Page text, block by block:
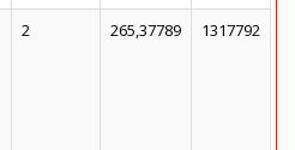
2 265,37789 1317792